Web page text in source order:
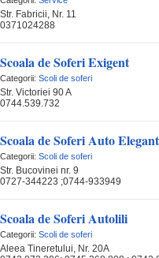
Str. Fabricii, Nr. 11
0371024288
Scoala de Soferi Exigent
Categorii: Scoli de soferi
Str. Victoriei 90 A
0744.539.732
Scoala de Soferi Auto Elegant
Categorii: Scoli de soferi
Str. Bucovinei nr. 9
0727-344223 ;0744-933949
Scoala de Soferi Autolili
Categorii: Scoli de soferi
Aleea Tineretului, Nr. 20A